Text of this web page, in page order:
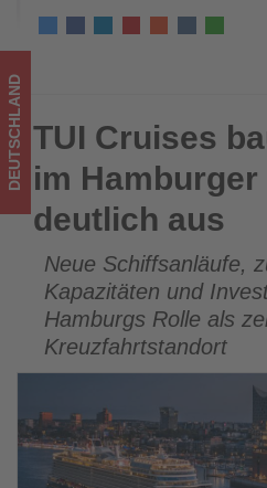
aus
-
Wissen,
was
im
Tourismus
los
ist!
TUI Cruises baut Präsenz im
DEUTSCHLAND TUI Cruises
im Hamburger
deutlich aus
Neue Schiffsanläufe,
Kapazitäten und
Hamburgs Rolle als
Kreuzfahrtstandort